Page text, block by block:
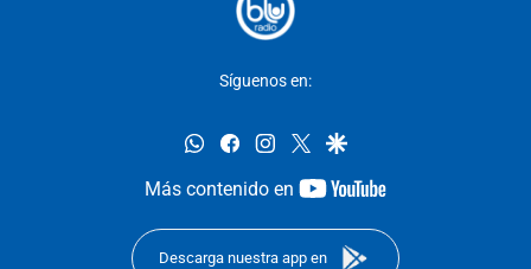
Síguenos en:
whatsappfacebookinstagram
twittergoogle
Más contenido en
youtube-
Descarga nuestra app en